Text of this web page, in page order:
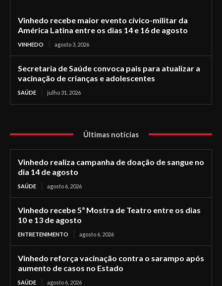
Vinhedo recebe maior evento cívico-militar da
América Latina entre os dias 14 e 16 de agosto
VINHEDO agosto 3, 2026
Secretaria de Saúde convoca pais para atualizar a
vacinação de crianças e adolescentes
SAÚDE julho 31, 2026
Últimas notícias
Vinhedo realiza campanha de doação de sangue no
dia 14 de agosto
SAÚDE agosto 6, 2026
Vinhedo recebe 5ª Mostra de Teatro entre os dias
10 e 13 de agosto
ENTRETENIMENTO agosto 6, 2026
Vinhedo reforça vacinação contra o sarampo após
aumento de casos no Estado
SAÚDE agosto 6, 2026